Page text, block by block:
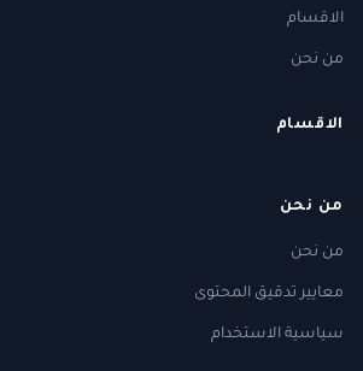
الاقسام
من نحن
الاقسام
من نحن
من نحن
معايير تدقيق المحتوى
سياسية الاستخدام